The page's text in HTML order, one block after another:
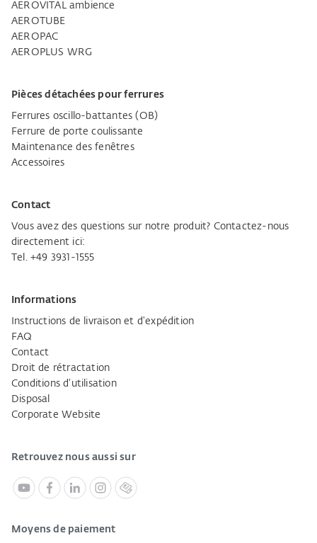
AEROVITAL ambience
AEROTUBE
AEROPAC
AEROPLUS WRG
Pièces détachées pour ferrures
Ferrures oscillo-battantes (OB)
Ferrure de porte coulissante
Maintenance des fenêtres
Accessoires
Contact
Vous avez des questions sur notre produit? Contactez-nous
directement ici:
Tel. +49 3931-1555
Informations
Instructions de livraison et d'expédition
FAQ
Contact
Droit de rétractation
Conditions d'utilisation
Disposal
Corporate Website
Retrouvez nous aussi sur
Moyens de paiement